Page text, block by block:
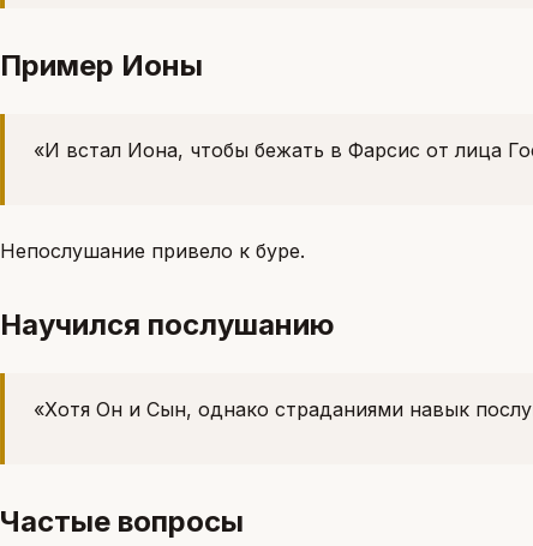
Пример Ионы
«И встал Иона, чтобы бежать в Фарсис от лица
Непослушание привело к буре.
Научился послушанию
«Хотя Он и Сын, однако страданиями навык
Частые вопросы